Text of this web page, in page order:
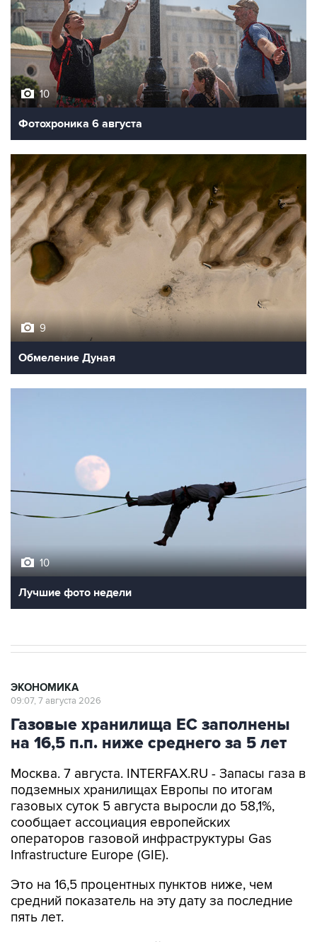
Фотохроника 6 августа
Обмеление Дуная
Лучшие фото недели
Газовые хранилища ЕС заполнены
на 16,5 п.п. ниже среднего за 5 лет
Москва. 7 августа. INTERFAX.RU - Запасы газа в
газовых суток 5 августа выросли до 58,1%,
сообщает ассоциация европейских
операторов газовой инфраструктуры Gas
Infrastructure Europe (GIE).
Это на 16,5 процентных пунктов ниже, чем
пять лет.
За последние семь дней в среднем нетто-